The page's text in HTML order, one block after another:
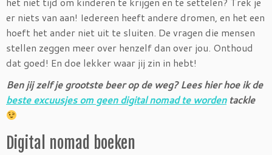
er niets van aan! Iedereen heeft andere dromen, en het een
hoeft het ander niet uit te sluiten. De vragen die mensen
stellen zeggen meer over henzelf dan over jou. Onthoud
dat goed! En doe lekker waar jij zin in hebt!
Ben jij zelf je grootste beer op de weg? Lees hier hoe ik de
beste excuusjes om geen digital nomad te wordentackle
Digital nomad boeken